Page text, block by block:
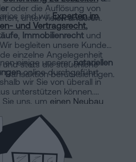
oder die Auflösung von
unter vielen anderen.
sind wirExperten im
und Vertragsrecht,
, Immobilienrechtund
begleiten unsere Kunden,
einzelne Angelegenheit
und stets die steuerliche
berücksichtigen.
einige unserernotariellen
online durchgeführt
wir Sie von überall in
unterstützen können.
uns, um einen Neubau
vorzunehmen.